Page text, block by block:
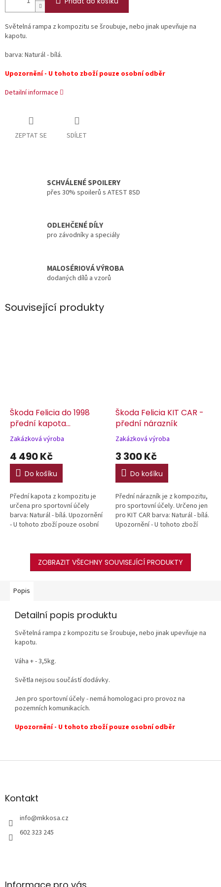
Světelná rampa z kompozitu se šroubuje, nebo jinak upevňuje na
kapotu.
barva: Naturál - bílá.
Upozornění - U tohoto zboží pouze osobní odběr
Detailní informace
ZEPTAT SE SDÍLET
SCHVÁLENÉ SPOILERY
přes 30% spoilerů s ATEST 8SD
ODLEHČENÉ DÍLY
pro závodníky a speciály
MALOSÉRIOVÁ VÝROBA
dodaných dílů a vzorů
Související produkty
Škoda Felicia do 1998
přední kapota
odlehčená pro KIT CAR
Zakázková výroba
4 490 Kč
Do košíku
Přední kapota z kompozitu je
určena pro sportovní účely
barva: Naturál - bílá. Upozornění
- U tohoto zboží pouze osobní
Škoda Felicia KIT CAR -
přední nárazník
Zakázková výroba
3 300 Kč
Do košíku
Přední nárazník je z kompozitu,
pro sportovní účely. Určeno jen
pro KIT CAR barva: Naturál - bílá.
Upozornění - U tohoto zboží
ZOBRAZIT VŠECHNY SOUVISEJÍCÍ PRODUKTY
Popis
Detailní popis produktu
Světelná rampa z kompozitu se šroubuje, nebo jinak upevňuje na
kapotu.
Váha + - 3,5kg.
Světla nejsou součástí dodávky.
Jen pro sportovní účely - nemá homologaci pro provoz na
pozemních komunikacích.
Upozornění - U tohoto zboží pouze osobní odběr
Z
aKontakt
info@mkkosa.cz
602 323 245